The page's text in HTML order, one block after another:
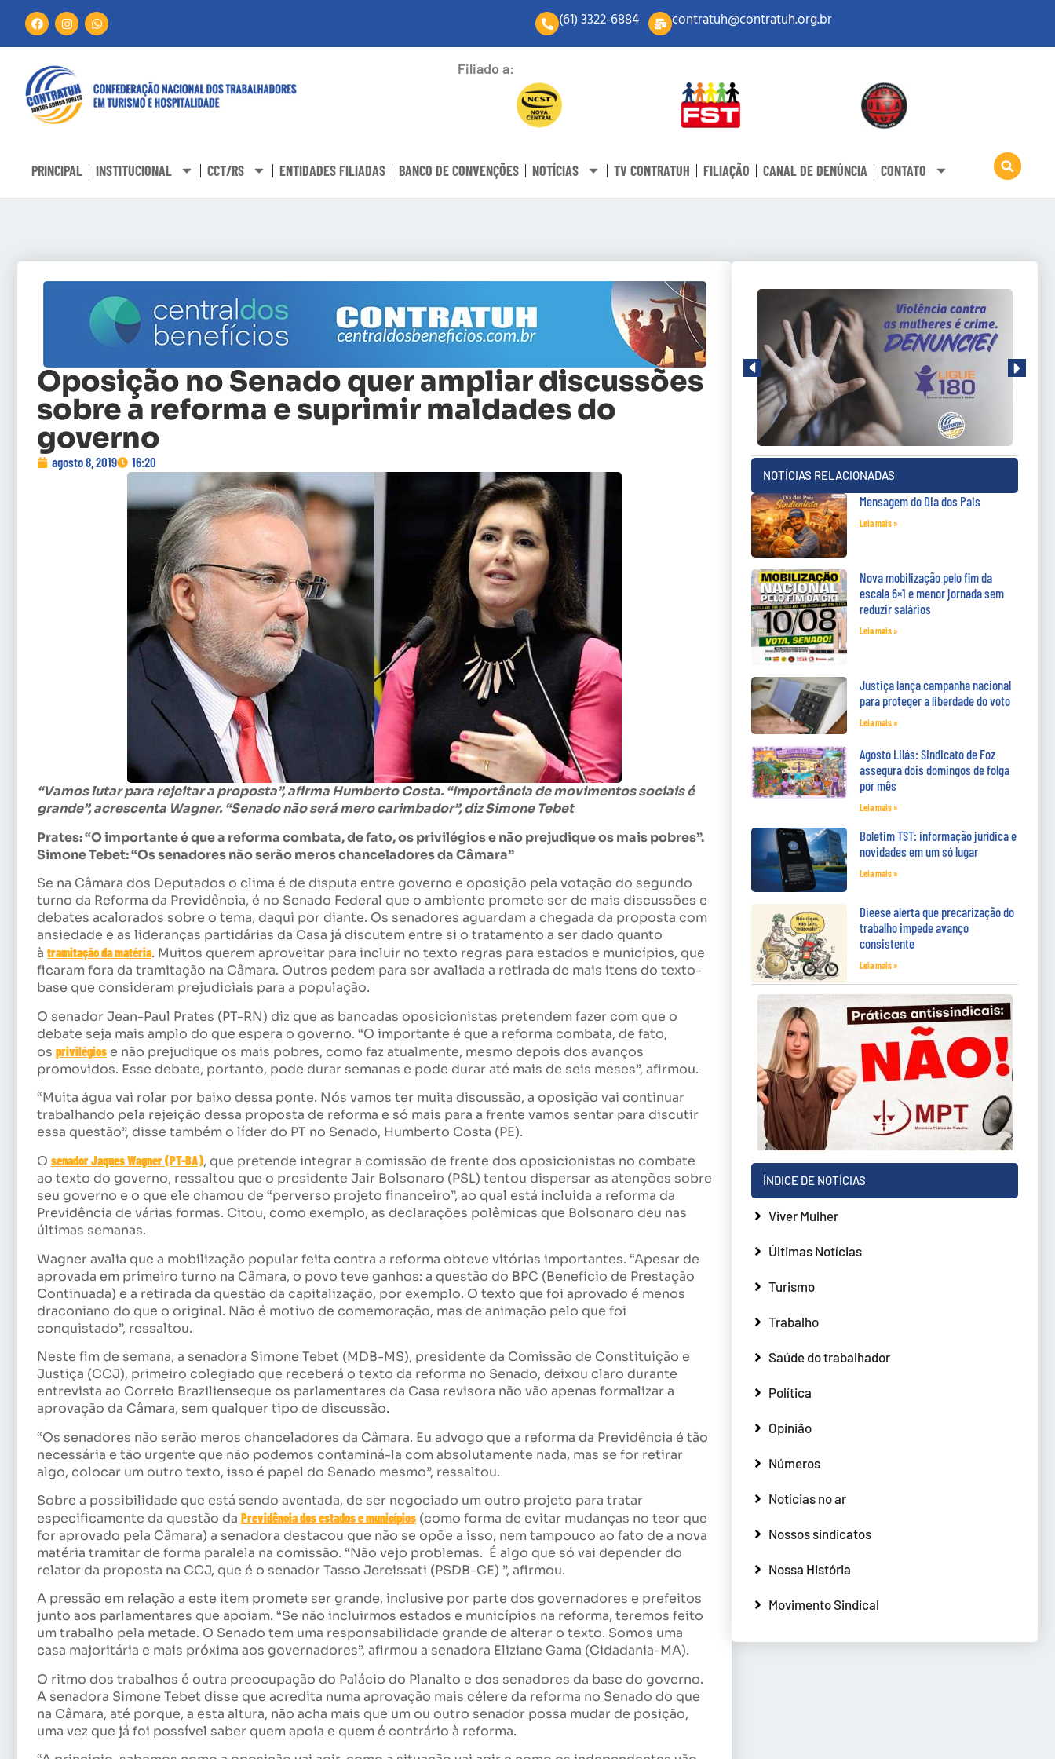
(61) 3322-6884 contratuh@contratuh.org.br
Filiado a:
PRINCIPAL INSTITUCIONAL CCT/RS ENTIDADES FILIADAS BANCO DE CONVENÇÕES NOTÍCIAS TV CONTRATUH FILIAÇÃO CANAL DE DENÚNCIA CONTATO
Oposição no Senado quer ampliar discussões
sobre a reforma e suprimir maldades do
governo
agosto 8, 2019 16:20
“Vamos lutar para rejeitar a proposta”, afirma Humberto Costa. “Importância de movimentos sociais é
grande”, acrescenta Wagner. “Senado não será mero carimbador”, diz Simone Tebet
Prates: “O importante é que a reforma combata, de fato, os privilégios e não prejudique os mais pobres”.
Simone Tebet: “Os senadores não serão meros chanceladores da Câmara”
Se na Câmara dos Deputados o clima é de disputa entre governo e oposição pela votação do segundo
turno da Reforma da Previdência, é no Senado Federal que o ambiente promete ser de mais discussões e
debates acalorados sobre o tema, daqui por diante. Os senadores aguardam a chegada da proposta com
ansiedade e as lideranças partidárias da Casa já discutem entre si o tratamento a ser dado quanto
à tramitação da matéria. Muitos querem aproveitar para incluir no texto regras para estados e municípios, que
ficaram fora da tramitação na Câmara. Outros pedem para ser avaliada a retirada de mais itens do texto-
base que consideram prejudiciais para a população.
O senador Jean-Paul Prates (PT-RN) diz que as bancadas oposicionistas pretendem fazer com que o
debate seja mais amplo do que espera o governo. “O importante é que a reforma combata, de fato,
os privilégios e não prejudique os mais pobres, como faz atualmente, mesmo depois dos avanços
promovidos. Esse debate, portanto, pode durar semanas e pode durar até mais de seis meses”, afirmou.
“Muita água vai rolar por baixo dessa ponte. Nós vamos ter muita discussão, a oposição vai continuar
trabalhando pela rejeição dessa proposta de reforma e só mais para a frente vamos sentar para discutir
essa questão”, disse também o líder do PT no Senado, Humberto Costa (PE).
O senador Jaques Wagner (PT-BA), que pretende integrar a comissão de frente dos oposicionistas no combate
ao texto do governo, ressaltou que o presidente Jair Bolsonaro (PSL) tentou dispersar as atenções sobre
seu governo e o que ele chamou de “perverso projeto financeiro”, ao qual está incluída a reforma da
Previdência de várias formas. Citou, como exemplo, as declarações polêmicas que Bolsonaro deu nas
últimas semanas.
Wagner avalia que a mobilização popular feita contra a reforma obteve vitórias importantes. “Apesar de
aprovada em primeiro turno na Câmara, o povo teve ganhos: a questão do BPC (Benefício de Prestação
Continuada) e a retirada da questão da capitalização, por exemplo. O texto que foi aprovado é menos
draconiano do que o original. Não é motivo de comemoração, mas de animação pelo que foi
conquistado”, ressaltou.
Neste fim de semana, a senadora Simone Tebet (MDB-MS), presidente da Comissão de Constituição e
Justiça (CCJ), primeiro colegiado que receberá o texto da reforma no Senado, deixou claro durante
entrevista ao Correio Brazilienseque os parlamentares da Casa revisora não vão apenas formalizar a
aprovação da Câmara, sem qualquer tipo de discussão.
“Os senadores não serão meros chanceladores da Câmara. Eu advogo que a reforma da Previdência é tão
necessária e tão urgente que não podemos contaminá-la com absolutamente nada, mas se for retirar
algo, colocar um outro texto, isso é papel do Senado mesmo”, ressaltou.
Sobre a possibilidade que está sendo aventada, de ser negociado um outro projeto para tratar
especificamente da questão da Previdência dos estados e municípios (como forma de evitar mudanças no teor que
for aprovado pela Câmara) a senadora destacou que não se opõe a isso, nem tampouco ao fato de a nova
matéria tramitar de forma paralela na comissão. “Não vejo problemas. É algo que só vai depender do
relator da proposta na CCJ, que é o senador Tasso Jereissati (PSDB-CE) ”, afirmou.
A pressão em relação a este item promete ser grande, inclusive por parte dos governadores e prefeitos
junto aos parlamentares que apoiam. “Se não incluirmos estados e municípios na reforma, teremos feito
um trabalho pela metade. O Senado tem uma responsabilidade grande de alterar o texto. Somos uma
casa majoritária e mais próxima aos governadores”, afirmou a senadora Eliziane Gama (Cidadania-MA).
O ritmo dos trabalhos é outra preocupação do Palácio do Planalto e dos senadores da base do governo.
A senadora Simone Tebet disse que acredita numa aprovação mais célere da reforma no Senado do que
na Câmara, até porque, a esta altura, não acha mais que um ou outro senador possa mudar de posição,
uma vez que já foi possível saber quem apoia e quem é contrário à reforma.
NOTÍCIAS RELACIONADAS
Mensagem do Dia dos Pais
Leia mais »
Nova mobilização pelo fim da
escala 6×1 e menor jornada sem
reduzir salários
Leia mais »
Justiça lança campanha nacional
para proteger a liberdade do voto
Leia mais »
Agosto Lilás: Sindicato de Foz
assegura dois domingos de folga
por mês
Leia mais »
Boletim TST: informação jurídica e
novidades em um só lugar
Leia mais »
Dieese alerta que precarização do
trabalho impede avanço
consistente
Leia mais »
ÍNDICE DE NOTÍCIAS
Viver Mulher
Últimas Notícias
Turismo
Trabalho
Saúde do trabalhador
Política
Opinião
Números
Notícias no ar
Nossos sindicatos
Nossa História
Movimento Sindical